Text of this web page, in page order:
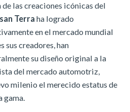
las creaciones icónicas del
Terra ha logrado
en el mercado mundial
sus creadores, han
su diseño original a la
del mercado automotriz,
milenio el merecido estatus de
gama.